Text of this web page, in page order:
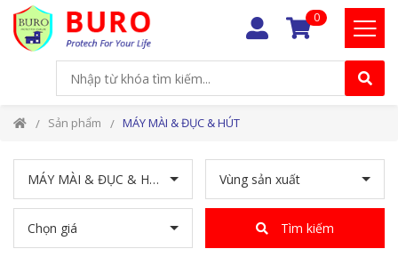
0
Sản phẩm MÁY MÀI & ĐỤC & HÚT
MÁY MÀI & ĐỤC & HÚT Vùng sản xuất
Chọn giá Tìm kiếm